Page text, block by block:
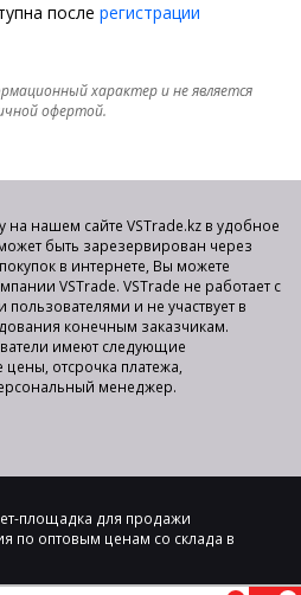
после регистрации
характер и не является
офертой.
на нашем сайте VSTrade.kz в удобное
быть зарезервирован через
в интернете, Вы можете
VSTrade. VSTrade не работает с
и не участвует в
конечным заказчикам.
имеют следующие
отсрочка платежа,
менеджер.
площадка для продажи
по оптовым ценам со склада в